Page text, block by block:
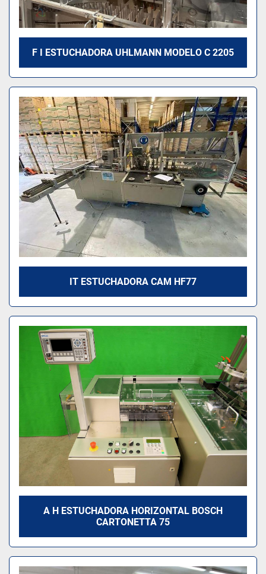
F I ESTUCHADORA UHLMANN MODELO C 2205
IT ESTUCHADORA CAM HF77
A H ESTUCHADORA HORIZONTAL BOSCH
CARTONETTA 75